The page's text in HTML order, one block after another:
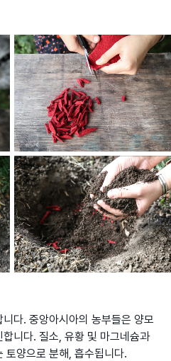
다. 중앙아시아의 농부들은 양모
니다. 질소, 유황 및 마그네슘과
토양으로 분해, 흡수됩니다.